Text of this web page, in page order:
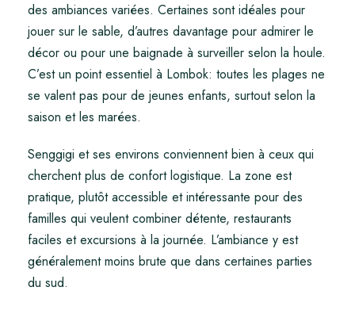
des ambiances variées. Certaines sont idéales pour
jouer sur le sable, d’autres davantage pour admirer le
décor ou pour une baignade à surveiller selon la houle.
C’est un point essentiel à Lombok: toutes les plages ne
se valent pas pour de jeunes enfants, surtout selon la
saison et les marées.
Senggigi et ses environs conviennent bien à ceux qui
cherchent plus de confort logistique. La zone est
pratique, plutôt accessible et intéressante pour des
familles qui veulent combiner détente, restaurants
faciles et excursions à la journée. L’ambiance y est
généralement moins brute que dans certaines parties
du sud.